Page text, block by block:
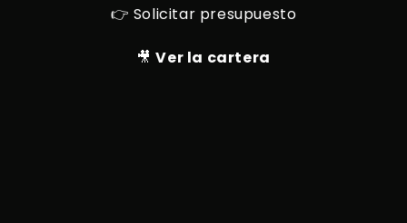
👉 Solicitar presupuesto
🎥Ver la cartera